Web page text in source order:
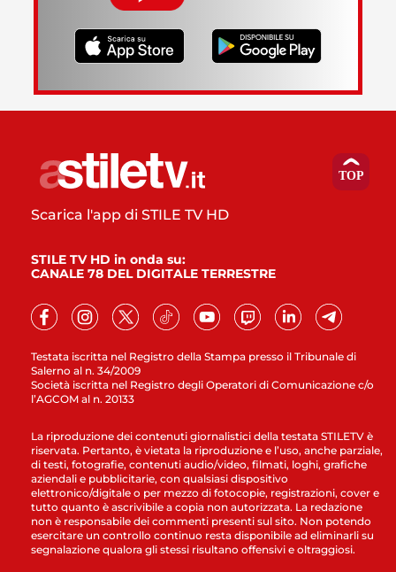
Testata iscritta nel Registro della Stampa presso il Tribunale di
Salerno al n. 34/2009
Società iscritta nel Registro degli Operatori di Comunicazione c/o
l’AGCOM al n. 20133
Scarica l'app di STILE TV HD
STILE TV HD in onda su:
CANALE 78 DEL DIGITALE TERRESTRE
La riproduzione dei contenuti giornalistici della testata STILETV è
riservata. Pertanto, è vietata la riproduzione e l’uso, anche parziale,
di testi, fotografie, contenuti audio/video, filmati, loghi, grafiche
aziendali e pubblicitarie, con qualsiasi dispositivo
elettronico/digitale o per mezzo di fotocopie, registrazioni, cover e
tutto quanto è ascrivibile a copia non autorizzata. La redazione
non è responsabile dei commenti presenti sul sito. Non potendo
esercitare un controllo continuo resta disponibile ad eliminarli su
segnalazione qualora gli stessi risultano offensivi e oltraggiosi.